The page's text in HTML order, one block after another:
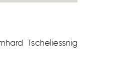
Tsche­liessnig